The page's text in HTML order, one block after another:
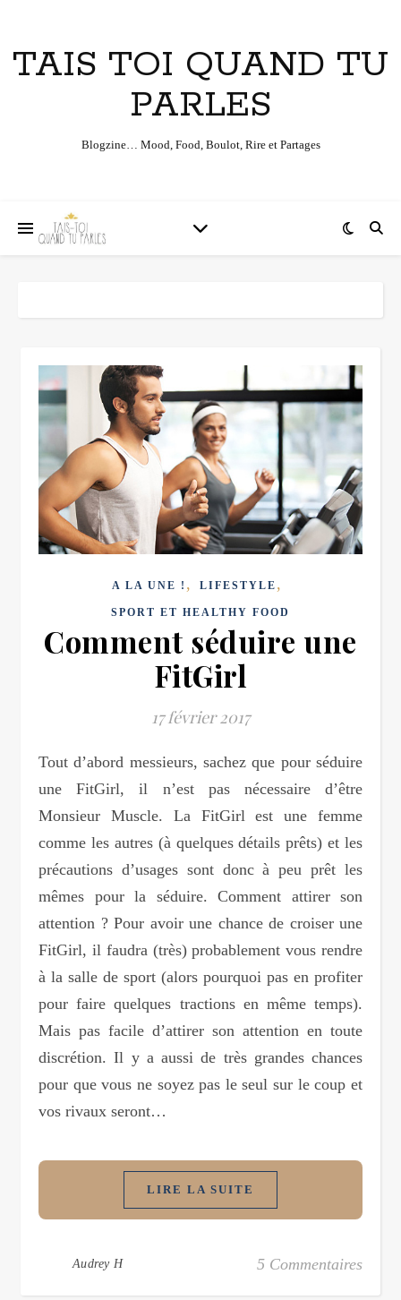
TAIS TOI QUAND TU
PARLES
Blogzine… Mood, Food, Boulot, Rire et Partages
A LA UNE ! , LIFESTYLE ,
SPORT ET HEALTHY FOOD
Comment séduire une
FitGirl
17 février 2017
Tout d’abord messieurs, sachez que pour séduire
une FitGirl, il n’est pas nécessaire d’être
Monsieur Muscle. La FitGirl est une femme
comme les autres (à quelques détails prêts) et les
précautions d’usages sont donc à peu prêt les
mêmes pour la séduire. Comment attirer son
attention ? Pour avoir une chance de croiser une
FitGirl, il faudra (très) probablement vous rendre
à la salle de sport (alors pourquoi pas en profiter
pour faire quelques tractions en même temps).
Mais pas facile d’attirer son attention en toute
discrétion. Il y a aussi de très grandes chances
pour que vous ne soyez pas le seul sur le coup et
vos rivaux seront…
LIRE LA SUITE
Audrey H 5 Commentaires